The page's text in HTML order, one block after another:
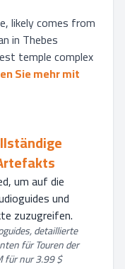
likely comes from
in Thebes
temple complex
Sie mehr mit
um auf die
und
zuzugreifen.
detaillierte
für Touren der
für nur 3.99 $